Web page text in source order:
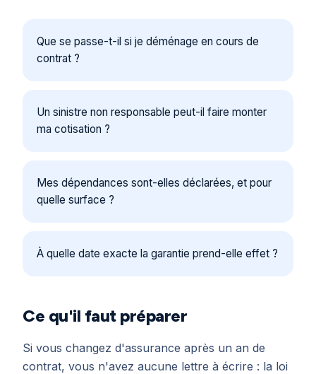
Que se passe-t-il si je déménage en cours de
contrat ?
Un sinistre non responsable peut-il faire monter
ma cotisation ?
Mes dépendances sont-elles déclarées, et pour
quelle surface ?
À quelle date exacte la garantie prend-elle effet ?
Ce qu'il faut préparer
Si vous changez d'assurance après un an de
contrat, vous n'avez aucune lettre à écrire : la loi